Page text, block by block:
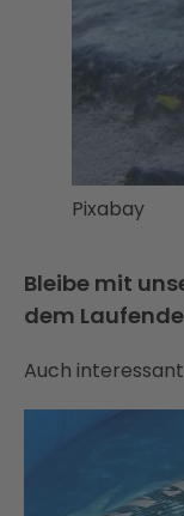
Pixabay
Bleibe mit
dem
Auch